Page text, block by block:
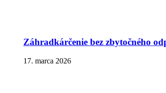
Záhradkárčenie bez zbytočného
17. marca 2026